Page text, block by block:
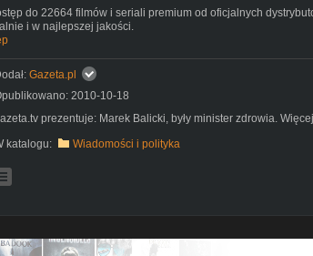
do 22664 filmów i seriali premium od oficjalnych
i w najlepszej jakości.
Gazeta.pl
2010-10-18
prezentuje: Marek Balicki, były minister zdrowia.
katalogu:
Wiadomości i polityka